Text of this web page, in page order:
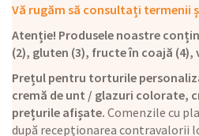
Vă rugăm să consultați termenii
Atenție! Produsele noastre
(2), gluten (3), fructe în coajă
Prețul pentru torturile
cremă de unt / glazuri colorate,
prețurile afișate. Comenzile cu
după recepționarea contravalorii